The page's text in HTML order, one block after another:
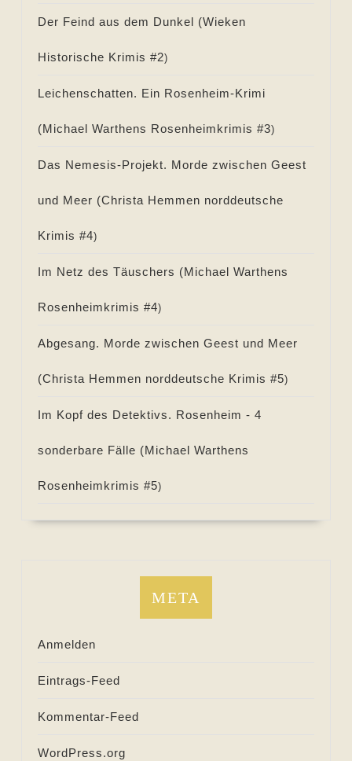
Der Feind aus dem Dunkel (Wieken
Historische Krimis #2)
Leichenschatten. Ein Rosenheim-Krimi
(Michael Warthens Rosenheimkrimis #3)
Das Nemesis-Projekt. Morde zwischen Geest
und Meer (Christa Hemmen norddeutsche
Krimis #4)
Im Netz des Täuschers (Michael Warthens
Rosenheimkrimis #4)
Abgesang. Morde zwischen Geest und Meer
(Christa Hemmen norddeutsche Krimis #5)
Im Kopf des Detektivs. Rosenheim - 4
sonderbare Fälle (Michael Warthens
Rosenheimkrimis #5)
META
Anmelden
Eintrags-Feed
Kommentar-Feed
WordPress.org